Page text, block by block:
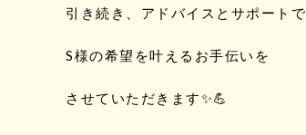
引き続き、アドバイスとサポートで
S様の希望を叶えるお手伝いを
させていただきます✨💪